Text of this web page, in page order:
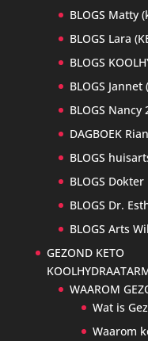
BLOGS Matty
BLOGS Lara
BLOGS
BLOGS Jannet
BLOGS Nancy
DAGBOEK
BLOGS
BLOGS Dokter
BLOGS Dr.
BLOGS Arts
GEZOND KETO
WAAROM
Wat is
Waarom